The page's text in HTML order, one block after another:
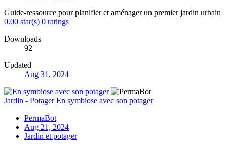
Guide-ressource pour planifier et aménager un premier jardin urbain
0.00 star(s) 0 ratings
Downloads
92
Updated
Aug 31, 2024
Jardin - Potager En symbiose avec son potager
PermaBot
Aug 21, 2024
Jardin et potager